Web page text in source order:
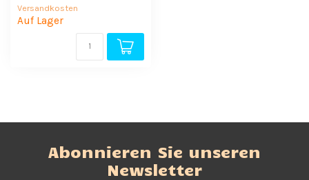
Versandkosten
Auf Lager
Abonnieren Sie unseren
Newsletter